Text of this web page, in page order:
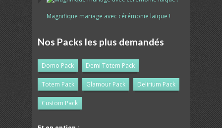
Magnifique mariage avec cérémonie laïque !
Nos Packs les plus demandés
Domo Pack Demi Totem Pack
Totem Pack Glamour Pack Delirium Pack
Custom Pack